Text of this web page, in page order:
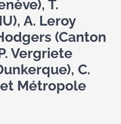
T.
A. Leroy
(Canton
Vergriete
C.
Métropole